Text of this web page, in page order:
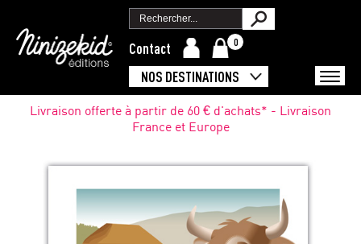
Contact 0
NOS DESTINATIONS
Livraison offerte à partir de 60 € d'achats* - Livraison
France et Europe